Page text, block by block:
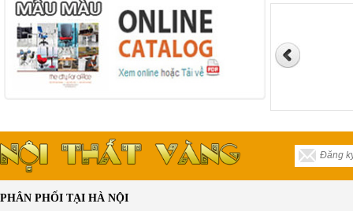
PHÂN PHỐI TẠI HÀ NỘI